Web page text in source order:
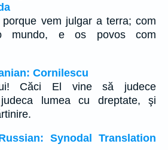
vem julgar a terra; com
mundo, e os povos com
Cornilescu
Căci El vine să judece
lumea cu dreptate, şi
Synodal Translation